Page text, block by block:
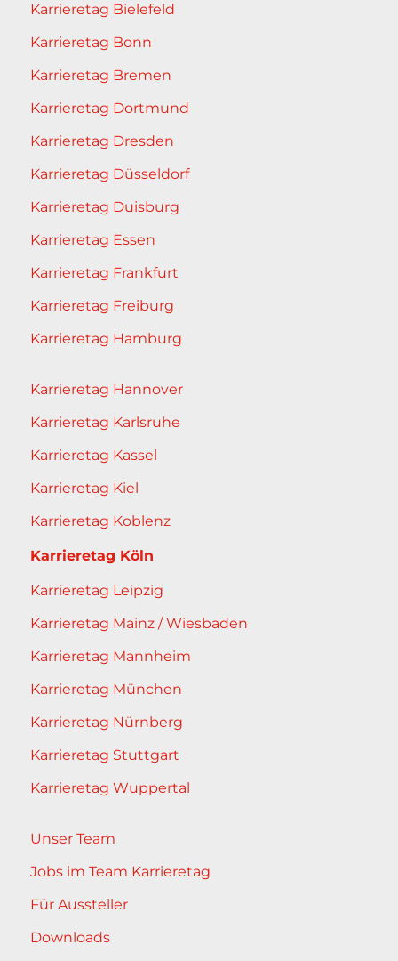
Karrieretag Bielefeld
Karrieretag Bonn
Karrieretag Bremen
Karrieretag Dortmund
Karrieretag Dresden
Karrieretag Düsseldorf
Karrieretag Duisburg
Karrieretag Essen
Karrieretag Frankfurt
Karrieretag Freiburg
Karrieretag Hamburg
Karrieretag Hannover
Karrieretag Karlsruhe
Karrieretag Kassel
Karrieretag Kiel
Karrieretag Koblenz
Karrieretag Köln
Karrieretag Leipzig
Karrieretag Mainz / Wiesbaden
Karrieretag Mannheim
Karrieretag München
Karrieretag Nürnberg
Karrieretag Stuttgart
Karrieretag Wuppertal
Unser Team
Jobs im Team Karrieretag
Für Aussteller
Downloads